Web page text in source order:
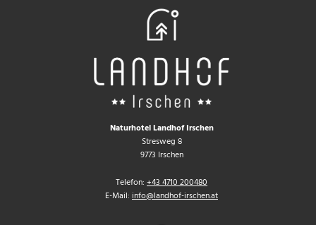
Naturhotel Landhof Irschen
Stresweg 8
9773 Irschen
Telefon: +43 4710 200480
E-Mail: info@landhof-irschen.at